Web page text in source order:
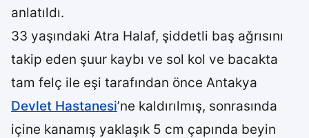
anlatıldı.
33 yaşındaki Atra Halaf, şiddetli baş ağrısını
takip eden şuur kaybı ve sol kol ve bacakta
tam felç ile eşi tarafından önce Antakya
Devlet Hastanesi’ne kaldırılmış, sonrasında
içine kanamış yaklaşık 5 cm çapında beyin